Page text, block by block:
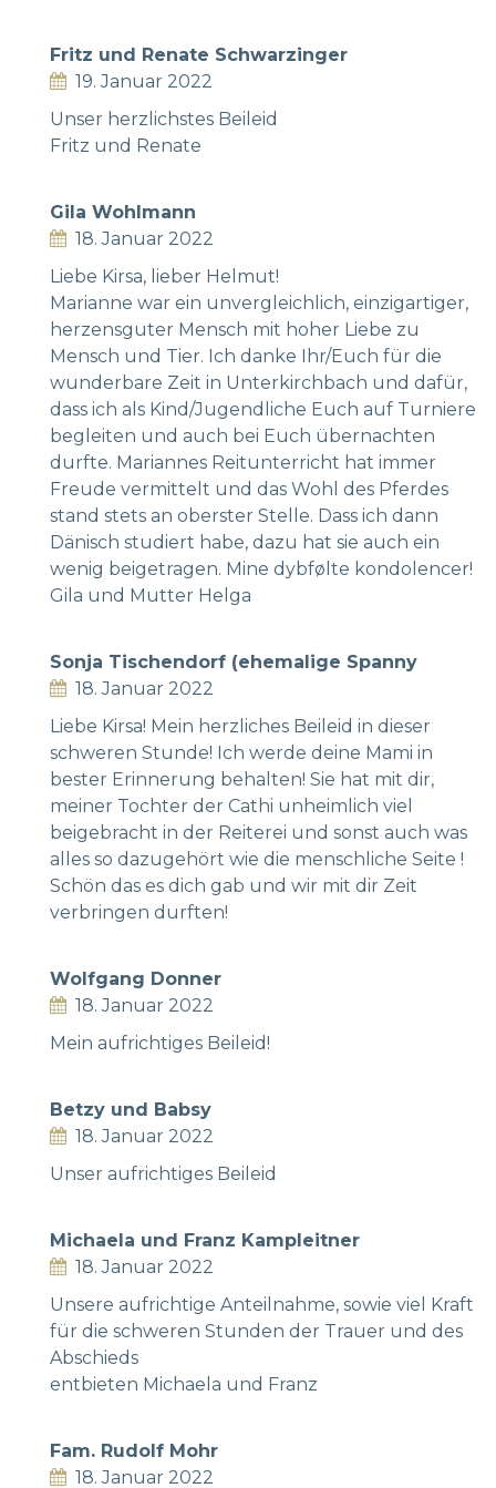
Fritz und Renate Schwarzinger
19. Januar 2022
Unser herzlichstes Beileid
Fritz und Renate
Gila Wohlmann
18. Januar 2022
Liebe Kirsa, lieber Helmut!
Marianne war ein unvergleichlich, einzigartiger,
herzensguter Mensch mit hoher Liebe zu
Mensch und Tier. Ich danke Ihr/Euch für die
wunderbare Zeit in Unterkirchbach und dafür,
dass ich als Kind/Jugendliche Euch auf Turniere
begleiten und auch bei Euch übernachten
durfte. Mariannes Reitunterricht hat immer
Freude vermittelt und das Wohl des Pferdes
stand stets an oberster Stelle. Dass ich dann
Dänisch studiert habe, dazu hat sie auch ein
wenig beigetragen. Mine dybfølte kondolencer!
Gila und Mutter Helga
Sonja Tischendorf (ehemalige Spanny
18. Januar 2022
Liebe Kirsa! Mein herzliches Beileid in dieser
schweren Stunde! Ich werde deine Mami in
bester Erinnerung behalten! Sie hat mit dir,
meiner Tochter der Cathi unheimlich viel
beigebracht in der Reiterei und sonst auch was
alles so dazugehört wie die menschliche Seite !
Schön das es dich gab und wir mit dir Zeit
verbringen durften!
Wolfgang Donner
18. Januar 2022
Mein aufrichtiges Beileid!
Betzy und Babsy
18. Januar 2022
Unser aufrichtiges Beileid
Michaela und Franz Kampleitner
18. Januar 2022
Unsere aufrichtige Anteilnahme, sowie viel Kraft
für die schweren Stunden der Trauer und des
Abschieds
entbieten Michaela und Franz
Fam. Rudolf Mohr
18. Januar 2022